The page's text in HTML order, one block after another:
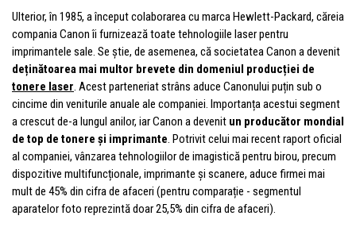
Ulterior, în 1985, a început colaborarea cu marca Hewlett-Packard, căreia
compania Canon îi furnizează toate tehnologiile laser pentru
imprimantele sale. Se știe, de asemenea, că societatea Canon a devenit
deținătoarea mai multor brevete din domeniul producției de
tonere laser. Acest parteneriat strâns aduce Canonului puțin sub o
cincime din veniturile anuale ale companiei. Importanța acestui segment
a crescut de-a lungul anilor, iar Canon a devenit un producător mondial
de top de tonere și imprimante. Potrivit celui mai recent raport oficial
al companiei, vânzarea tehnologiilor de imagistică pentru birou, precum
dispozitive multifuncționale, imprimante și scanere, aduce firmei mai
mult de 45% din cifra de afaceri (pentru comparație - segmentul
aparatelor foto reprezintă doar 25,5% din cifra de afaceri).